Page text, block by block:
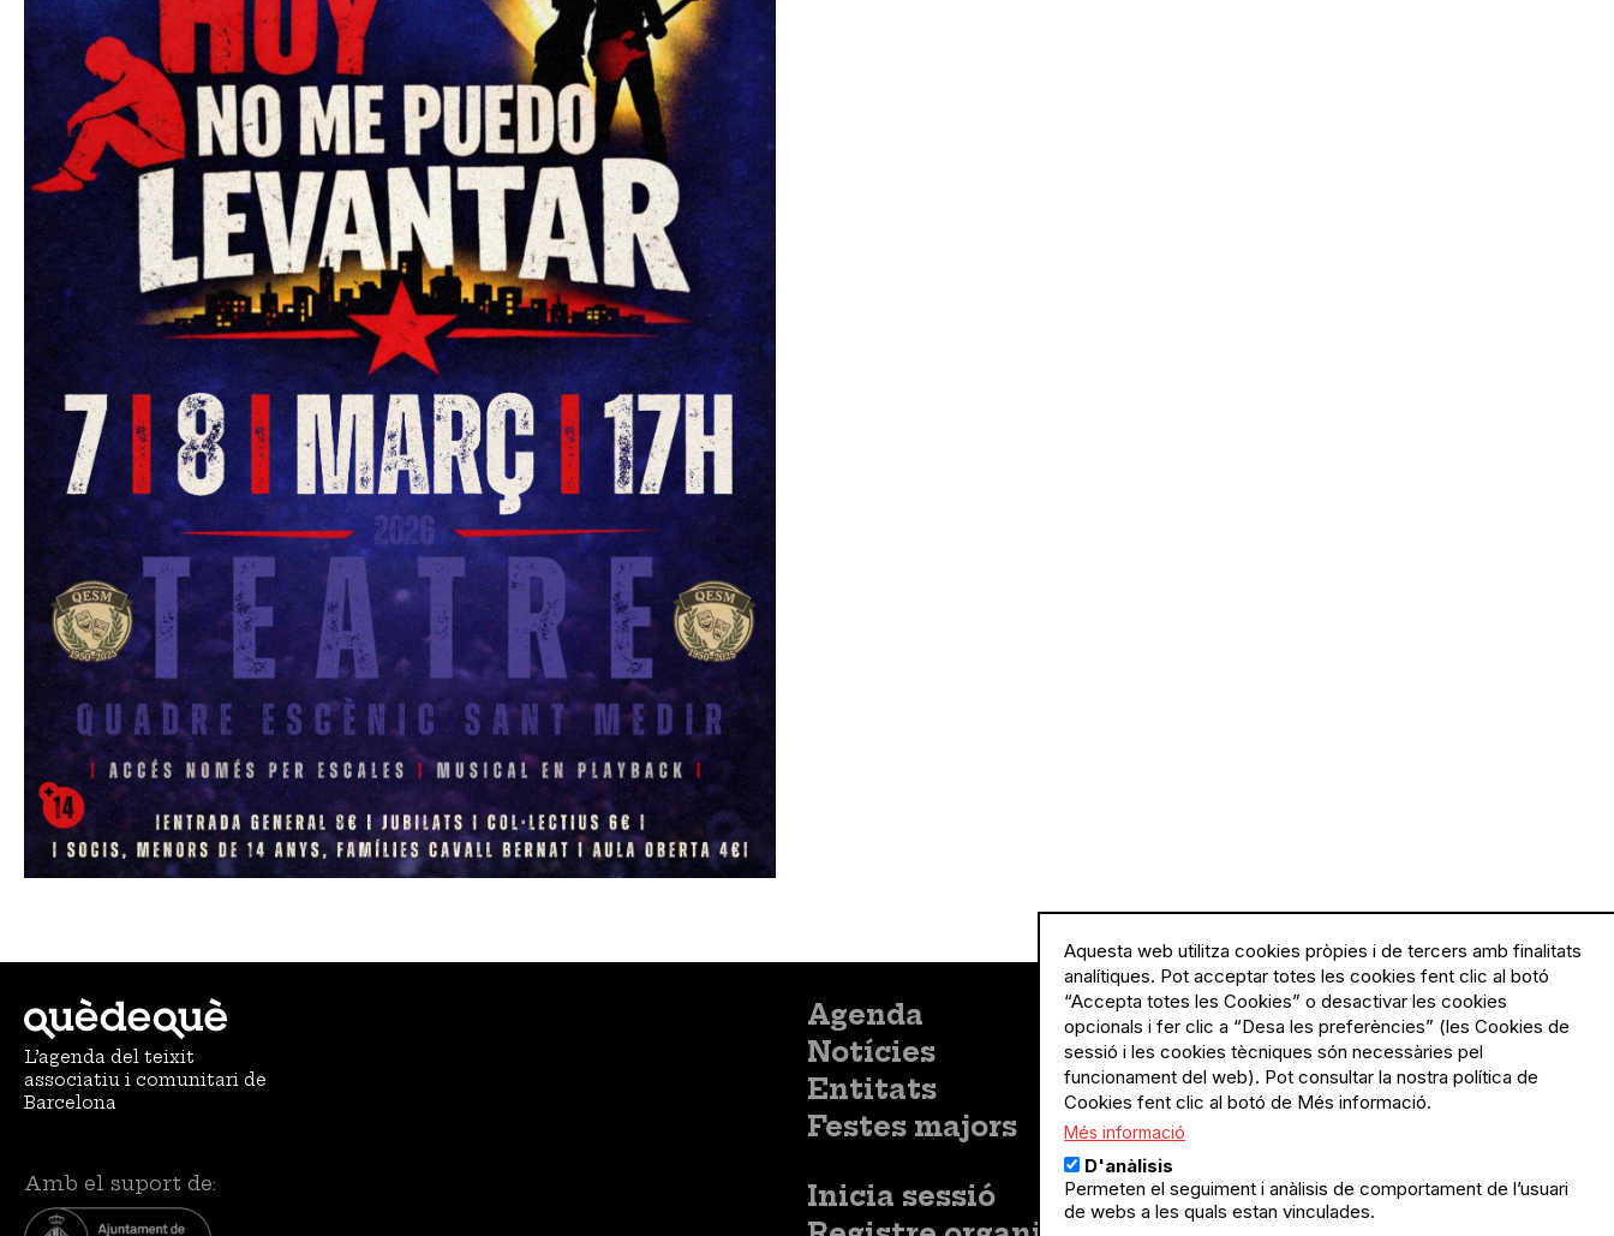
L’agenda del teixit
associatiu i comunitari de
Barcelona
Amb el suport de:
Menú
principal
Agenda
Notícies
Entitats
Festes majors
Menú
del
Inicia sessió
Menú
Menú
Legal
Política de privacitat
Avís legal
Política de cookies
organitzadors.
Aquesta web utilitza cookies pròpies i de tercers amb finalitats
analítiques. Pot acceptar totes les cookies fent clic al botó
“Accepta totes les Cookies” o desactivar les cookies
opcionals i fer clic a “Desa les preferències” (les Cookies de
sessió i les cookies tècniques són necessàries pel
funcionament del web). Pot consultar la nostra política de
Cookies fent clic al botó de Més informació.
Més informació
D'anàlisis
Permeten el seguiment i anàlisis de comportament de l’usuari
de webs a les quals estan vinculades.